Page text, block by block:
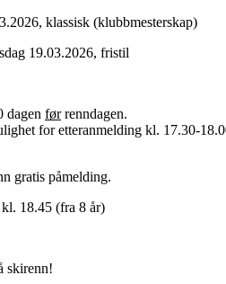
klassisk (klubbmesterskap)
19.03.2026, fristil
dagen førrenndagen.
for etteranmelding kl. 17.30-
gratis påmelding.
18.45 (fra 8 år)
skirenn!